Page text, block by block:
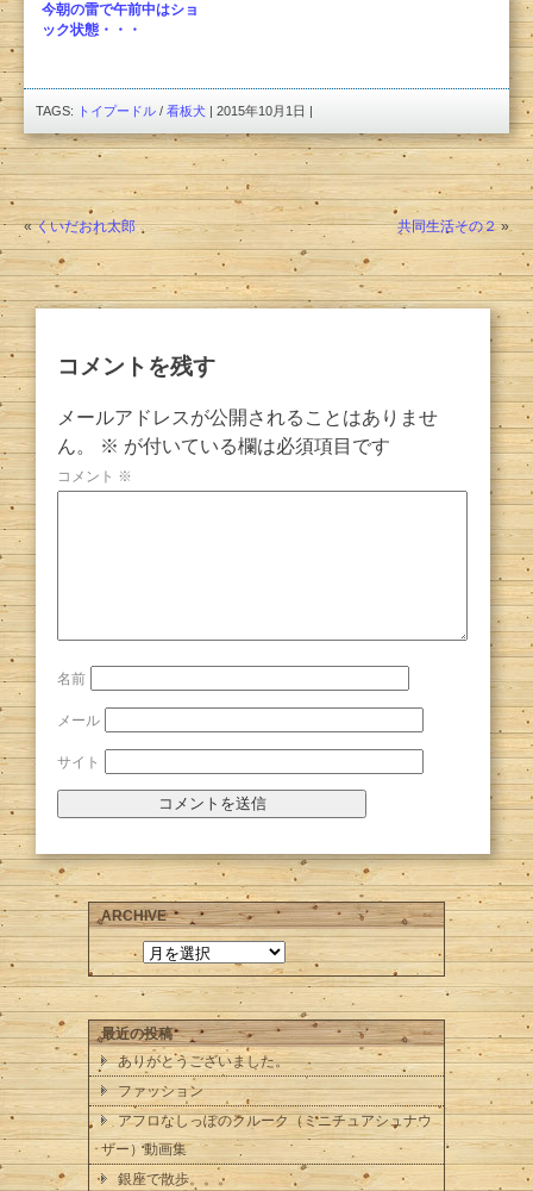
今朝の雷で午前中はショ
ック状態・・・
TAGS: トイプードル / 看板犬 | 2015年10月1日 |
«くいだおれ太郎 共同生活その２»
コメントを残す
メールアドレスが公開されることはありませ
ん。
※ が付いている欄は必須項目です
コメント ※
名前
メール
サイト
ARCHIVE
最近の投稿
ありがとうございました。
ファッション
アフロなしっぽのクルーク（ミニチュアシュナウ
ザー）動画集
銀座で散歩。。。